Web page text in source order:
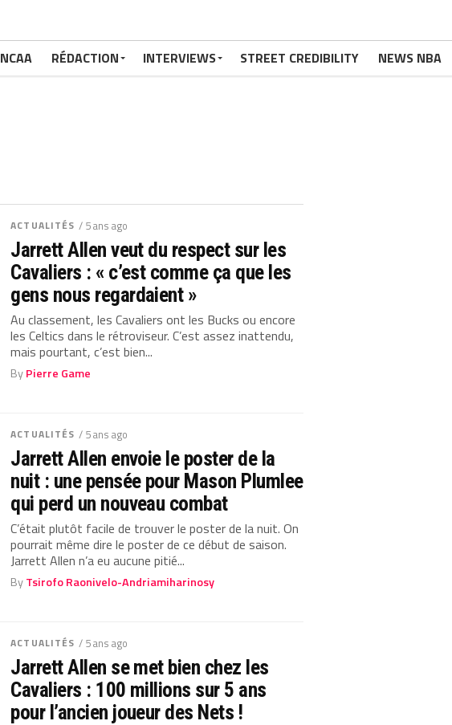
NCAA RÉDACTION INTERVIEWS STREET CREDIBILITY NEWS NBA
ACTUALITÉS / 5 ans ago
Jarrett Allen veut du respect sur les
Cavaliers : « c’est comme ça que les
gens nous regardaient »
Au classement, les Cavaliers ont les Bucks ou encore
les Celtics dans le rétroviseur. C’est assez inattendu,
mais pourtant, c’est bien...
ByPierre Game
ACTUALITÉS / 5 ans ago
Jarrett Allen envoie le poster de la
nuit : une pensée pour Mason Plumlee
qui perd un nouveau combat
C’était plutôt facile de trouver le poster de la nuit. On
pourrait même dire le poster de ce début de saison.
Jarrett Allen n’a eu aucune pitié...
ByTsirofo Raonivelo-Andriamiharinosy
ACTUALITÉS / 5 ans ago
Jarrett Allen se met bien chez les
Cavaliers : 100 millions sur 5 ans
pour l’ancien joueur des Nets !